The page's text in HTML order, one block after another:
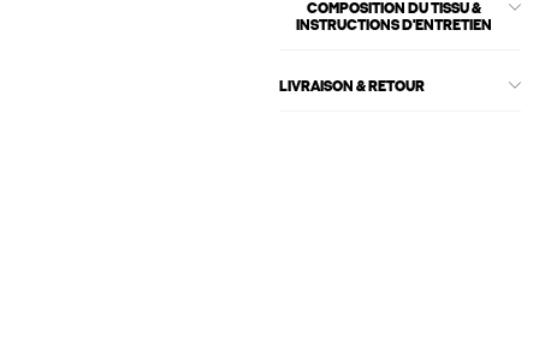
COMPOSITION DU TISSU &
INSTRUCTIONS D'ENTRETIEN
LIVRAISON & RETOUR